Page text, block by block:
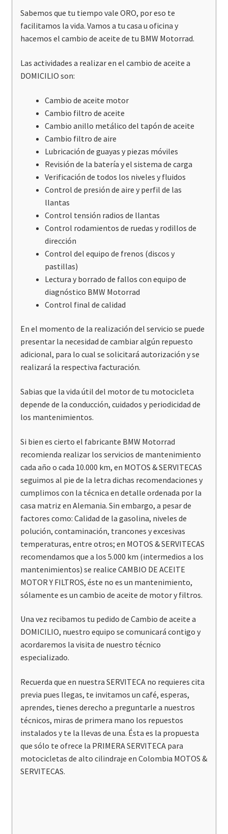
Sabemos que tu tiempo vale ORO, por eso te
facilitamos la vida. Vamos a tu casa u oficina y
hacemos el cambio de aceite de tu BMW Motorrad.
Las actividades a realizar en el cambio de aceite a
DOMICILIO son:
Cambio de aceite motor
Cambio filtro de aceite
Cambio anillo metálico del tapón de aceite
Cambio filtro de aire
Lubricación de guayas y piezas móviles
Revisión de la batería y el sistema de carga
Verificación de todos los niveles y fluidos
Control de presión de aire y perfil de las
llantas
Control tensión radios de llantas
Control rodamientos de ruedas y rodillos de
dirección
Control del equipo de frenos (discos y
pastillas)
Lectura y borrado de fallos con equipo de
diagnóstico BMW Motorrad
Control final de calidad
En el momento de la realización del servicio se puede
presentar la necesidad de cambiar algún repuesto
adicional, para lo cual se solicitará autorización y se
realizará la respectiva facturación.
Sabias que la vida útil del motor de tu motocicleta
depende de la conducción, cuidados y periodicidad de
los mantenimientos.
Si bien es cierto el fabricante BMW Motorrad
recomienda realizar los servicios de mantenimiento
cada año o cada 10.000 km, en MOTOS & SERVITECAS
seguimos al pie de la letra dichas recomendaciones y
cumplimos con la técnica en detalle ordenada por la
casa matriz en Alemania. Sin embargo, a pesar de
factores como: Calidad de la gasolina, niveles de
polución, contaminación, trancones y excesivas
temperaturas, entre otros; en MOTOS & SERVITECAS
recomendamos que a los 5.000 km (intermedios a los
mantenimientos) se realice CAMBIO DE ACEITE
MOTOR Y FILTROS, éste no es un mantenimiento,
sólamente es un cambio de aceite de motor y filtros.
Una vez recibamos tu pedido de Cambio de aceite a
DOMICILIO, nuestro equipo se comunicará contigo y
acordaremos la visita de nuestro técnico
especializado.
Recuerda que en nuestra SERVITECA no requieres cita
previa pues llegas, te invitamos un café, esperas,
aprendes, tienes derecho a preguntarle a nuestros
técnicos, miras de primera mano los repuestos
instalados y te la llevas de una. Ésta es la propuesta
que sólo te ofrece la PRIMERA SERVITECA para
motocicletas de alto cilindraje en Colombia MOTOS &
SERVITECAS.